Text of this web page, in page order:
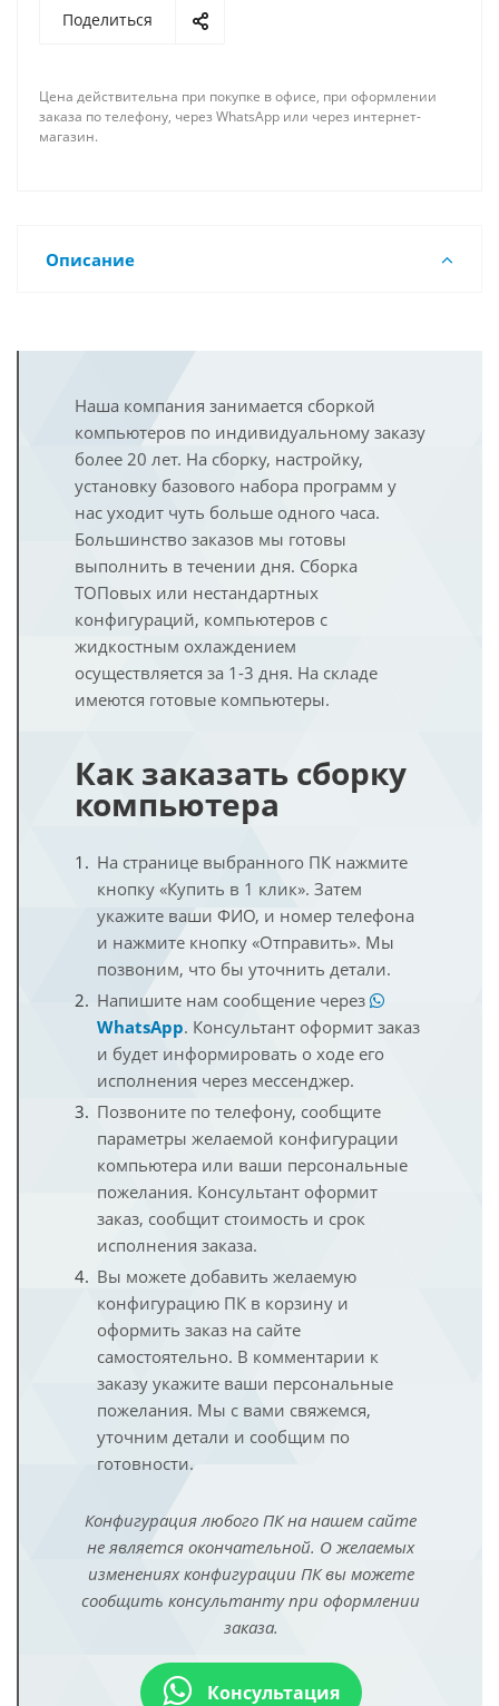
Поделиться
Цена действительна при покупке в офисе, при оформлении
заказа по телефону, через WhatsApp или через интернет-
магазин.
Описание
Наша компания занимается сборкой
компьютеров по индивидуальному заказу
более 20 лет. На сборку, настройку,
установку базового набора программ у
нас уходит чуть больше одного часа.
Большинство заказов мы готовы
выполнить в течении дня. Сборка
ТОПовых или нестандартных
конфигураций, компьютеров с
жидкостным охлаждением
осуществляется за 1-3 дня. На складе
имеются готовые компьютеры.
Как заказать сборку
компьютера
На странице выбранного ПК нажмите
кнопку «Купить в 1 клик». Затем
укажите ваши ФИО, и номер телефона
и нажмите кнопку «Отправить». Мы
позвоним, что бы уточнить детали.
Напишите нам сообщение через
WhatsApp. Консультант оформит заказ
и будет информировать о ходе его
исполнения через мессенджер.
Позвоните по телефону, сообщите
параметры желаемой конфигурации
компьютера или ваши персональные
пожелания. Консультант оформит
заказ, сообщит стоимость и срок
исполнения заказа.
Вы можете добавить желаемую
конфигурацию ПК в корзину и
оформить заказ на сайте
самостоятельно. В комментарии к
заказу укажите ваши персональные
пожелания. Мы с вами свяжемся,
уточним детали и сообщим по
готовности.
Конфигурация любого ПК на нашем сайте
не является окончательной. О желаемых
изменениях конфигурации ПК вы можете
сообщить консультанту при оформлении
заказа.
Консультация